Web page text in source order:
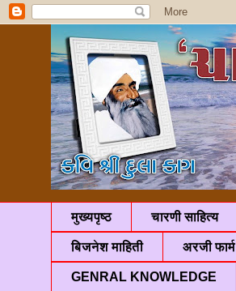
मुख्यपृष्ठ चारणी साहित्य
बिजनेश माहिती अरजी फार्म
GENRAL KNOWLEDGE